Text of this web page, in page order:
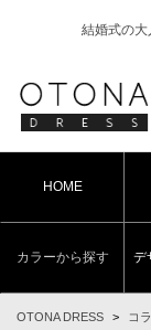
結婚式の
HOME
カラーから探す デ
OTONA DRESS > コ